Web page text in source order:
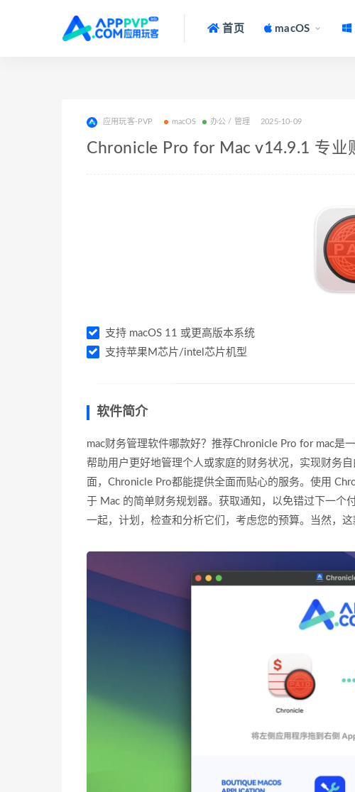
首页 macOS
应用玩客-PVP macOS 办公 / 管理 2025-10-09
Chronicle Pro for Mac v14.9.1 专业
支持 macOS 11 或更高版本系统
支持苹果M芯片/intel芯片机型
软件简介
mac财务管理软件哪款好？推荐Chronicle Pro for mac是
帮助用户更好地管理个人或家庭的财务状况，实现财务
面，Chronicle Pro都能提供全面而贴心的服务。使用
于 Mac 的简单财务规划器。获取通知，以免错过下一个
一起，计划，检查和分析它们，考虑您的预算。当然，